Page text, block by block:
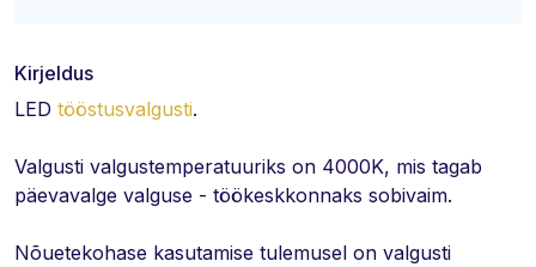
Kirjeldus
LED tööstusvalgusti.
Valgusti valgustemperatuuriks on 4000K, mis tagab
päevavalge valguse - töökeskkonnaks sobivaim.
Nõuetekohase kasutamise tulemusel on valgusti